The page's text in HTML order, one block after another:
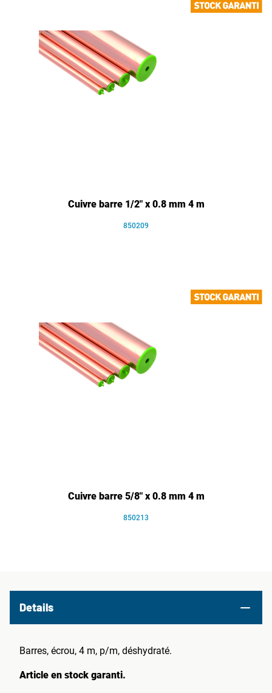
Cuivre barre 1/2" x 0.8 mm 4 m
850209
Cuivre barre 5/8" x 0.8 mm 4 m
850213
Details
Barres, écrou, 4 m, p/m, déshydraté.
Article en stock garanti.